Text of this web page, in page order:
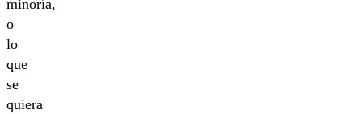
minoría,
o
lo
que
se
quiera